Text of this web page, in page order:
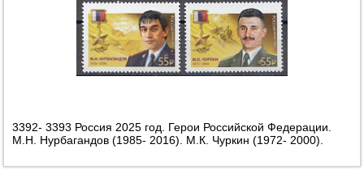
3392- 3393 Россия 2025 год. Герои Российской Федерации.
М.Н. Нурбагандов (1985- 2016). М.К. Чуркин (1972- 2000).